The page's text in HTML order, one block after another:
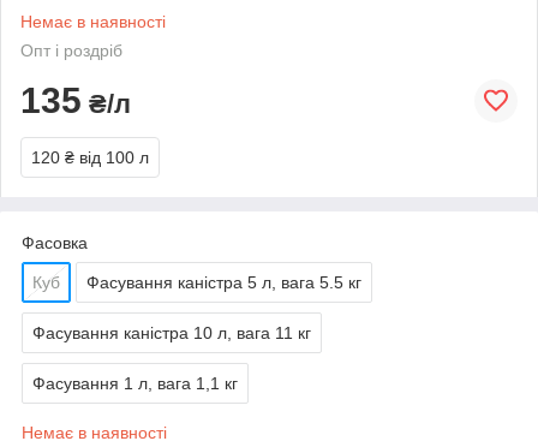
Немає в наявності
Опт і роздріб
135 ₴/л
120 ₴ від 100 л
Фасовка
Куб Фасування каністра 5 л, вага 5.5 кг
Фасування каністра 10 л, вага 11 кг
Фасування 1 л, вага 1,1 кг
Немає в наявності